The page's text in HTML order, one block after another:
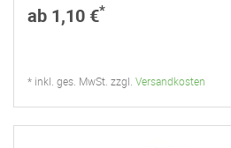
ab 1,10 €*
* inkl. ges. MwSt. zzgl. Versandkosten